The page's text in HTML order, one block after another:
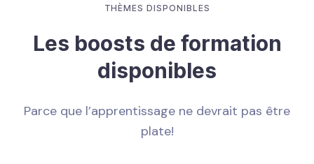
THÈMES DISPONIBLES
Les boosts de formation
disponibles
Parce que l’apprentissage ne devrait pas être
plate!